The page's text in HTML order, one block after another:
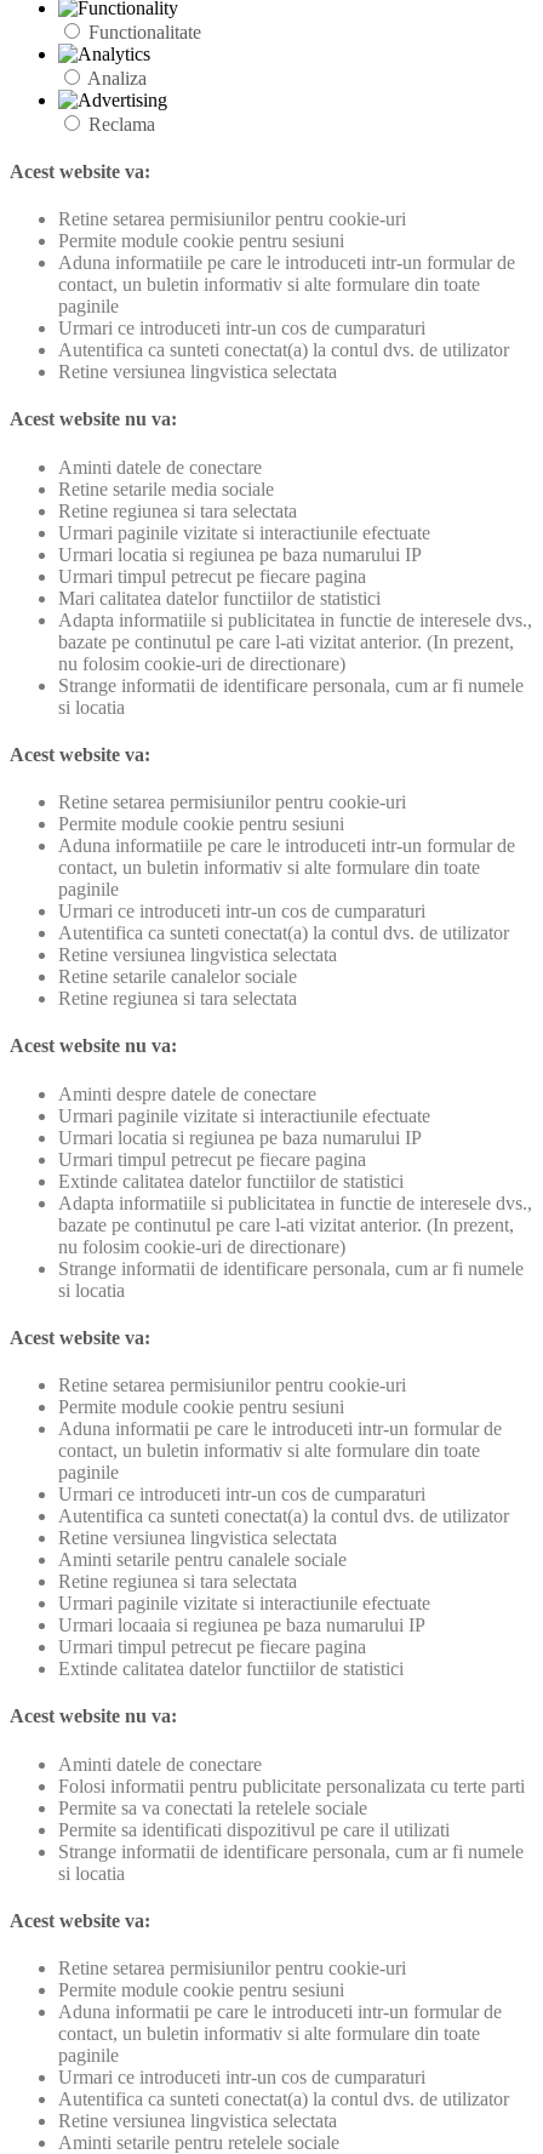
Functionalitate
Analiza
Reclama
Acest website va:
Retine setarea permisiunilor pentru cookie-uri
Permite module cookie pentru sesiuni
Aduna informatiile pe care le introduceti intr-un formular de
contact, un buletin informativ si alte formulare din toate
paginile
Urmari ce introduceti intr-un cos de cumparaturi
Autentifica ca sunteti conectat(a) la contul dvs. de utilizator
Retine versiunea lingvistica selectata
Acest website nu va:
Aminti datele de conectare
Retine setarile media sociale
Retine regiunea si tara selectata
Urmari paginile vizitate si interactiunile efectuate
Urmari locatia si regiunea pe baza numarului IP
Urmari timpul petrecut pe fiecare pagina
Mari calitatea datelor functiilor de statistici
Adapta informatiile si publicitatea in functie de interesele dvs.,
bazate pe continutul pe care l-ati vizitat anterior. (In prezent,
nu folosim cookie-uri de directionare)
Strange informatii de identificare personala, cum ar fi numele
si locatia
Acest website va:
Retine setarea permisiunilor pentru cookie-uri
Permite module cookie pentru sesiuni
Aduna informatiile pe care le introduceti intr-un formular de
contact, un buletin informativ si alte formulare din toate
paginile
Urmari ce introduceti intr-un cos de cumparaturi
Autentifica ca sunteti conectat(a) la contul dvs. de utilizator
Retine versiunea lingvistica selectata
Retine setarile canalelor sociale
Retine regiunea si tara selectata
Acest website nu va:
Aminti despre datele de conectare
Urmari paginile vizitate si interactiunile efectuate
Urmari locatia si regiunea pe baza numarului IP
Urmari timpul petrecut pe fiecare pagina
Extinde calitatea datelor functiilor de statistici
Adapta informatiile si publicitatea in functie de interesele dvs.,
bazate pe continutul pe care l-ati vizitat anterior. (In prezent,
nu folosim cookie-uri de directionare)
Strange informatii de identificare personala, cum ar fi numele
si locatia
Acest website va:
Retine setarea permisiunilor pentru cookie-uri
Permite module cookie pentru sesiuni
Aduna informatii pe care le introduceti intr-un formular de
contact, un buletin informativ si alte formulare din toate
paginile
Urmari ce introduceti intr-un cos de cumparaturi
Autentifica ca sunteti conectat(a) la contul dvs. de utilizator
Retine versiunea lingvistica selectata
Aminti setarile pentru canalele sociale
Retine regiunea si tara selectata
Urmari paginile vizitate si interactiunile efectuate
Urmari locaaia si regiunea pe baza numarului IP
Urmari timpul petrecut pe fiecare pagina
Extinde calitatea datelor functiilor de statistici
Acest website nu va:
Aminti datele de conectare
Folosi informatii pentru publicitate personalizata cu terte parti
Permite sa va conectati la retelele sociale
Permite sa identificati dispozitivul pe care il utilizati
Strange informatii de identificare personala, cum ar fi numele
si locatia
Acest website va:
Retine setarea permisiunilor pentru cookie-uri
Permite module cookie pentru sesiuni
Aduna informatii pe care le introduceti intr-un formular de
contact, un buletin informativ si alte formulare din toate
paginile
Urmari ce introduceti intr-un cos de cumparaturi
Autentifica ca sunteti conectat(a) la contul dvs. de utilizator
Retine versiunea lingvistica selectata
Aminti setarile pentru retelele sociale